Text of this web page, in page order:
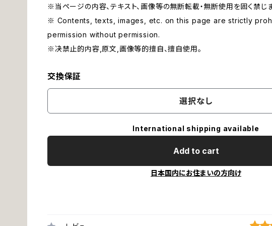
※当ページの内容、テキスト、画像等の無断転載・無断使用を固く禁じま
※ Contents, texts, images, etc. on this page are strictly
permission without permission.
※决禁止的内容,原文,画像等的擅自、擅自使用。
交換保証
選択なし
International shipping available
Add to cart
日本国内にお住まいの方向け